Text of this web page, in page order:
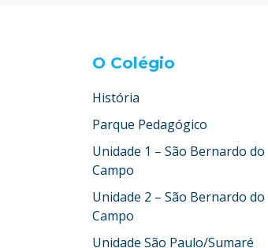
O Colégio
História
Parque Pedagógico
Unidade 1 – São Bernardo do
Campo
Unidade 2 – São Bernardo do
Campo
Unidade São Paulo/Sumaré